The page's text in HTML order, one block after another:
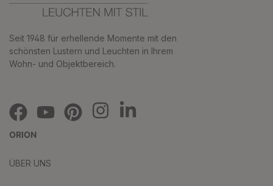
Seit 1948 für erhellende Momente mit den
schönsten Lustern und Leuchten in Ihrem
Wohn- und Objektbereich.
ORION
ÜBER UNS